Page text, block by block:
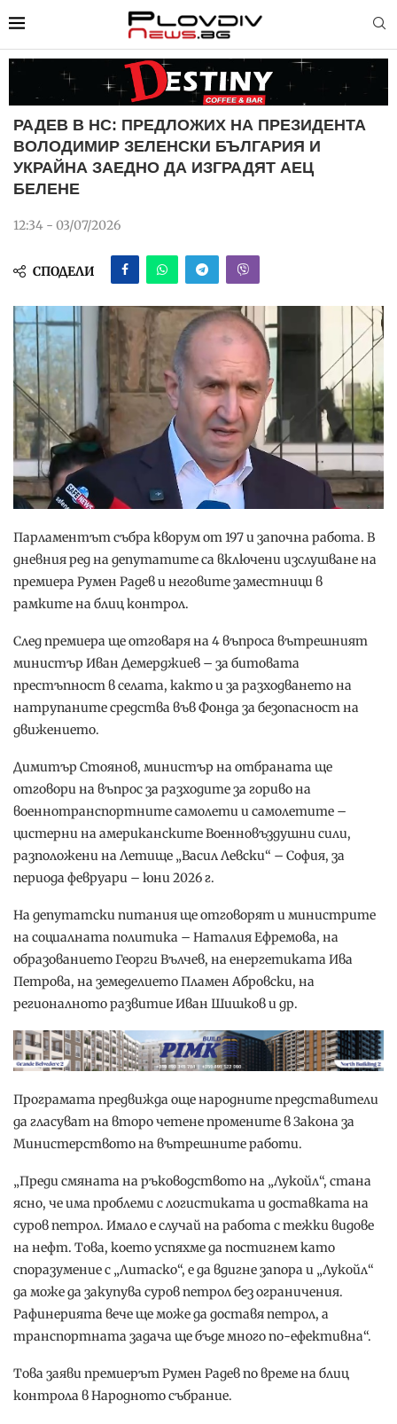
РАДЕВ В НС: ПРЕДЛОЖИХ НА ПРЕЗИДЕНТА
ВОЛОДИМИР ЗЕЛЕНСКИ БЪЛГАРИЯ И
УКРАЙНА ЗАЕДНО ДА ИЗГРАДЯТ АЕЦ
БЕЛЕНЕ
12:34 - 03/07/2026
СПОДЕЛИ
Парламентът събра кворум от 197 и започна работа. В
дневния ред на депутатите са включени изслушване на
премиера Румен Радев и неговите заместници в
рамките на блиц контрол.
След премиера ще отговаря на 4 въпроса вътрешният
министър Иван Демерджиев – за битовата
престъпност в селата, както и за разходването на
натрупаните средства във Фонда за безопасност на
движението.
Димитър Стоянов, министър на отбраната ще
отговори на въпрос за разходите за гориво на
военнотранспортните самолети и самолетите –
цистерни на американските Военновъздушни сили,
разположени на Летище „Васил Левски“ – София, за
периода февруари – юни 2026 г.
На депутатски питания ще отговорят и министрите
на социалната политика – Наталия Ефремова, на
образованието Георги Вълчев, на енергетиката Ива
Петрова, на земеделието Пламен Абровски, на
регионалното развитие Иван Шишков и др.
Програмата предвижда още народните представители
да гласуват на второ четене промените в Закона за
Министерството на вътрешните работи.
„Преди смяната на ръководството на „Лукойл“, стана
ясно, че има проблеми с логистиката и доставката на
суров петрол. Имало е случай на работа с тежки видове
на нефт. Това, което успяхме да постигнем като
споразумение с „Литаско“, е да вдигне запора и „Лукойл“
да може да закупува суров петрол без ограничения.
Рафинерията вече ще може да доставя петрол, а
транспортната задача ще бъде много по-ефективна“.
Това заяви премиерът Румен Радев по време на блиц
контрола в Народното събрание.